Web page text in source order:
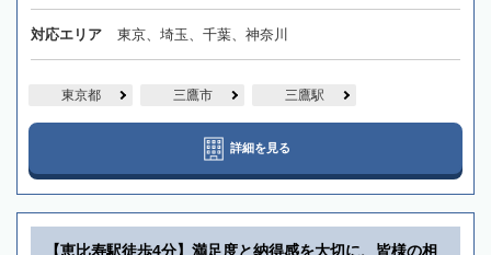
対応エリア 東京、埼玉、千葉、神奈川
東京都 三鷹市 三鷹駅
詳細を見る
【恵比寿駅徒歩4分】満足度と納得感を大切に、皆様の相